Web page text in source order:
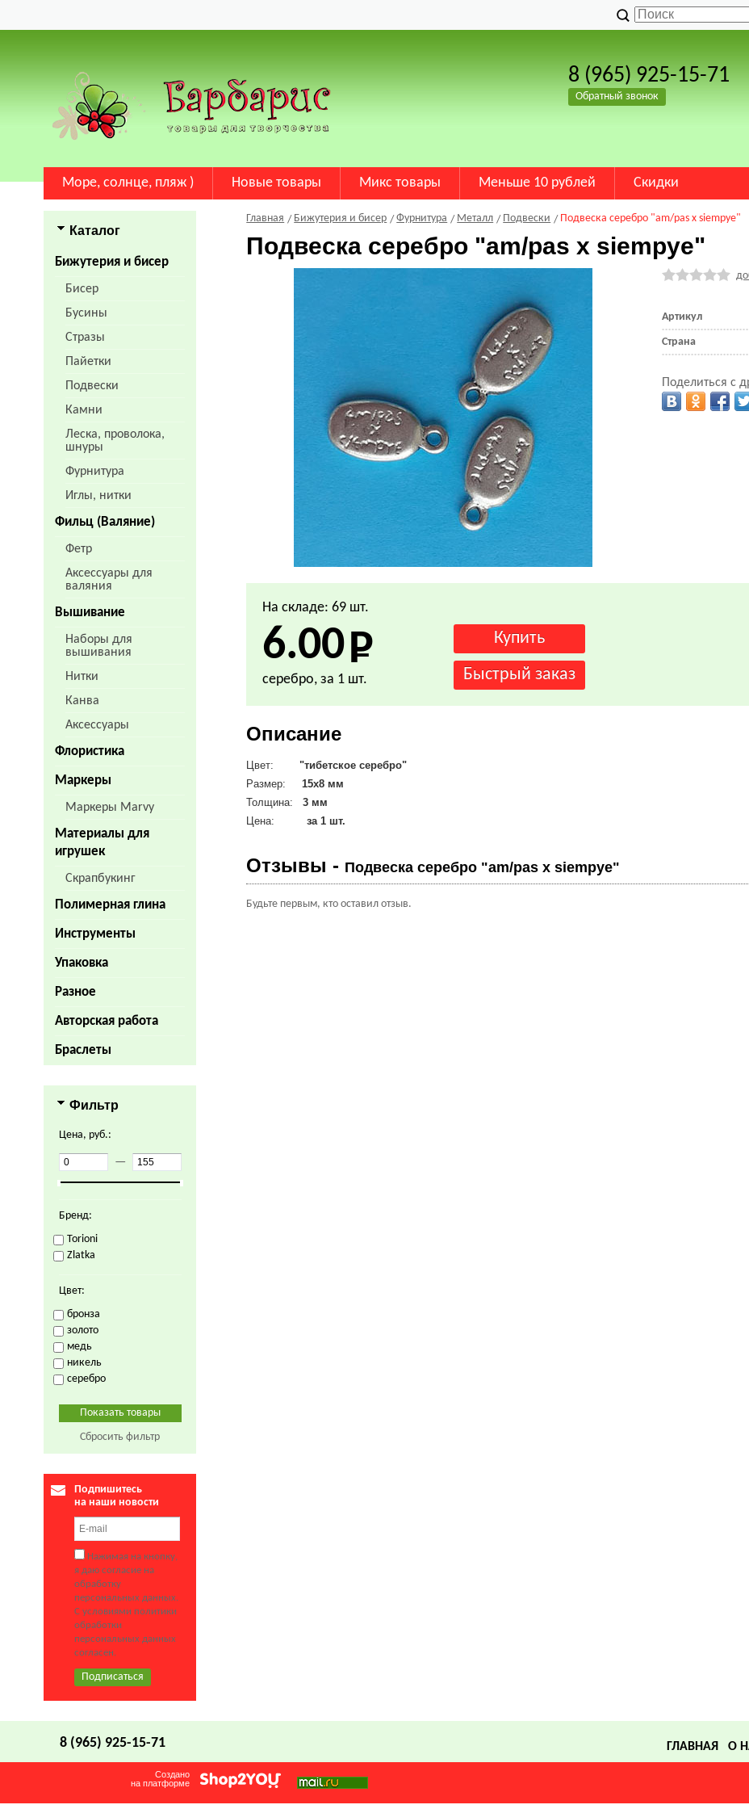
8 (965) 925-15-71
Обратный звонок
Море, солнце, пляж ) Новые товары Микс товары Меньше 10 рублей Скидки
Каталог
Бижутерия и бисер
Бисер
Бусины
Стразы
Пайетки
Подвески
Камни
Леска, проволока,
шнуры
Фурнитура
Иглы, нитки
Фильц (Валяние)
Фетр
Аксессуары для
валяния
Вышивание
Наборы для
вышивания
Нитки
Канва
Аксессуары
Флористика
Маркеры
Маркеры Marvy
Материалы для
игрушек
Скрапбукинг
Полимерная глина
Инструменты
Упаковка
Разное
Авторская работа
Браслеты
Фильтр
Цена, руб.:
—
Бренд:
Torioni
Zlatka
Цвет:
бронза
золото
медь
никель
серебро
Сбросить фильтр
Подпишитесь
на наши новости
Нажимая на кнопку,
я даю согласие на
обработку
персональных данных.
С условиями политики
обработки
персональных данных
согласен.
Главная Бижутерия и бисер Фурнитура Металл Подвески Подвеска серебро "am/pas x siempye"
Подвеска серебро "am/pas x siempye"
Артикул
Страна
Поделиться с
На складе: 69 шт.
6.00
серебро, за 1 шт.
Описание
Цвет:
"тибетское серебро"
Размер:15х8 мм
Толщина: 3 мм
Цена:
за 1 шт.
Отзывы - Подвеска серебро "am/pas x siempye"
Будьте первым, кто оставил отзыв.
8 (965) 925-15-71 ГЛАВНАЯ О
Создано
на платформе